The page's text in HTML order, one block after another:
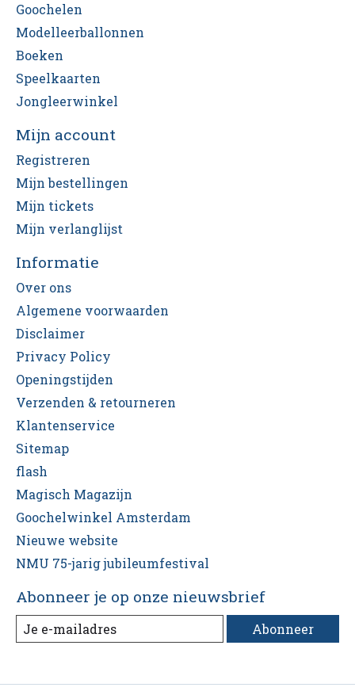
Goochelen
Modelleerballonnen
Boeken
Speelkaarten
Jongleerwinkel
Mijn account
Registreren
Mijn bestellingen
Mijn tickets
Mijn verlanglijst
Informatie
Over ons
Algemene voorwaarden
Disclaimer
Privacy Policy
Openingstijden
Verzenden & retourneren
Klantenservice
Sitemap
flash
Magisch Magazijn
Goochelwinkel Amsterdam
Nieuwe website
NMU 75-jarig jubileumfestival
Abonneer je op onze nieuwsbrief
Abonneer